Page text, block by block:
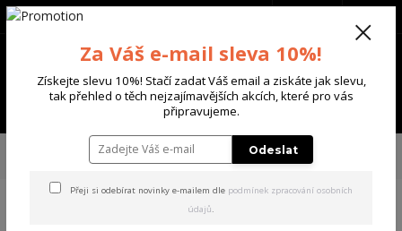
Menu
+420 702 136 620
TRIKA & TÍLKA
Yakuza pánské tričko Now Regular T-
Za Váš e-mail sleva 10%!
Získejte slevu 10%! Stačí zadat Váš email a ziskáte jak slevu,
tak přehled o těch nejzajímavějších akcích, které pro vás
připravujeme.
Odeslat
Přeji si odebírat novinky e-mailem dle podmínek zpracování osobních
údajů.